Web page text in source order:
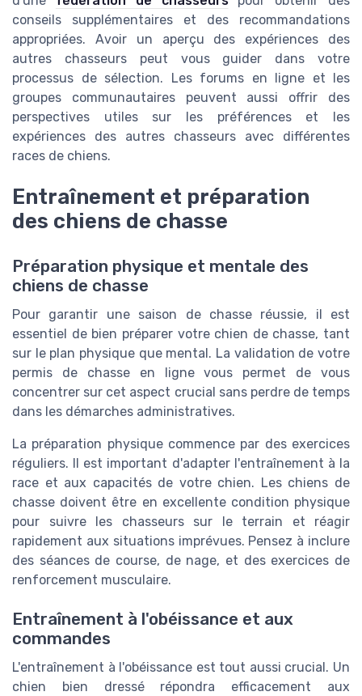
conseils supplémentaires et des recommandations
appropriées. Avoir un aperçu des expériences des
autres chasseurs peut vous guider dans votre
processus de sélection. Les forums en ligne et les
groupes communautaires peuvent aussi offrir des
perspectives utiles sur les préférences et les
expériences des autres chasseurs avec différentes
races de chiens.
Entraînement et préparation
des chiens de chasse
Préparation physique et mentale des
chiens de chasse
Pour garantir une saison de chasse réussie, il est
essentiel de bien préparer votre chien de chasse, tant
sur le plan physique que mental. La validation de votre
permis de chasse en ligne vous permet de vous
concentrer sur cet aspect crucial sans perdre de temps
dans les démarches administratives.
La préparation physique commence par des exercices
réguliers. Il est important d'adapter l'entraînement à la
race et aux capacités de votre chien. Les chiens de
chasse doivent être en excellente condition physique
pour suivre les chasseurs sur le terrain et réagir
rapidement aux situations imprévues. Pensez à inclure
des séances de course, de nage, et des exercices de
renforcement musculaire.
Entraînement à l'obéissance et aux
commandes
L'entraînement à l'obéissance est tout aussi crucial. Un
chien bien dressé répondra efficacement aux